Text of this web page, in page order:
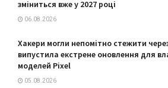
зміниться вже у 2027 році
06.08.2026
Хакери могли непомітно стежити
випустила екстрене оновлення для
моделей Pixel
05.08.2026